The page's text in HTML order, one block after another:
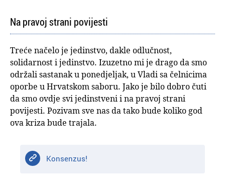
Na pravoj strani povijesti
Treće načelo je jedinstvo, dakle odlučnost,
solidarnost i jedinstvo. Izuzetno mi je drago da smo
održali sastanak u ponedjeljak, u Vladi sa čelnicima
oporbe u Hrvatskom saboru. Jako je bilo dobro čuti
da smo ovdje svi jedinstveni i na pravoj strani
povijesti. Pozivam sve nas da tako bude koliko god
ova kriza bude trajala.
Konsenzus!